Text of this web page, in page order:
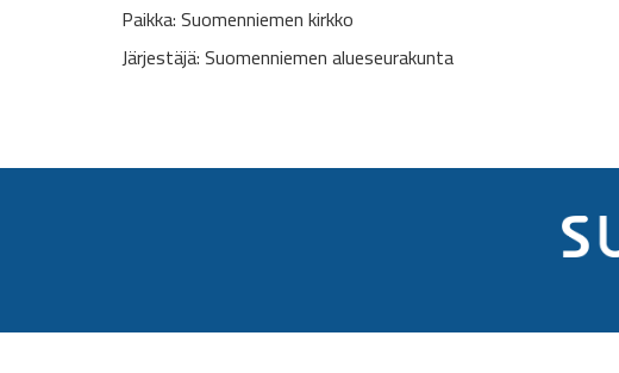
Paikka: Suomenniemen kirkko
Järjestäjä: Suomenniemen alueseurakunta